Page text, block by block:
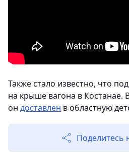
Также стало известно, что
на крыше вагона в Костанае.
он доставлен в областную
Поделитесь